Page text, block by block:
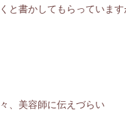
と書かしてもらっています
、美容師に伝えづらい